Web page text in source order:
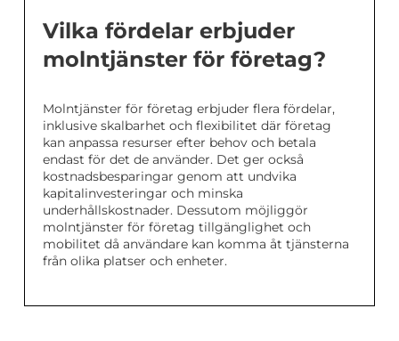
Vilka fördelar erbjuder
molntjänster för företag?
Molntjänster för företag erbjuder flera fördelar,
inklusive skalbarhet och flexibilitet där företag
kan anpassa resurser efter behov och betala
endast för det de använder. Det ger också
kostnadsbesparingar genom att undvika
kapitalinvesteringar och minska
underhållskostnader. Dessutom möjliggör
molntjänster för företag tillgänglighet och
mobilitet då användare kan komma åt tjänsterna
från olika platser och enheter.